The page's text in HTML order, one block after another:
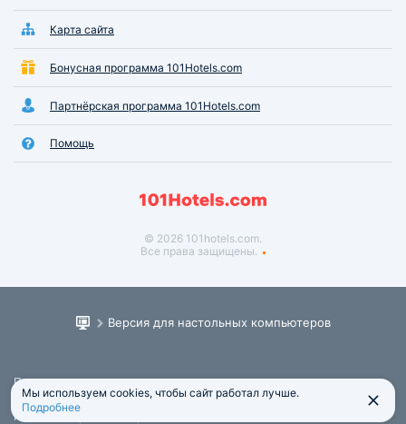
Карта сайта
Бонусная программа 101Hotels.com
Партнёрская программа 101Hotels.com
Помощь
© 2026 101hotels.com.
Все права защищены.
Версия для настольных компьютеров
Пользовательское соглашение
Юридическая информация
Политика обработки персональных данных
Мы используем cookies, чтобы сайт работал лучше.
Подробнее